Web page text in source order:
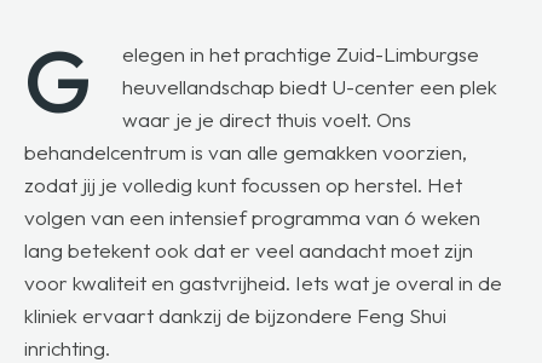
G
elegen in het prachtige Zuid-Limburgse
heuvellandschap biedt U-center een plek
waar je je direct thuis voelt. Ons
behandelcentrum is van alle gemakken voorzien,
zodat jij je volledig kunt focussen op herstel. Het
volgen van een intensief programma van 6 weken
lang betekent ook dat er veel aandacht moet zijn
voor kwaliteit en gastvrijheid. Iets wat je overal in de
kliniek ervaart dankzij de bijzondere Feng Shui
inrichting.